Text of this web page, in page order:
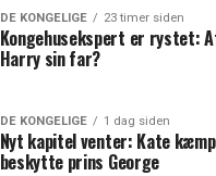
DE KONGELIGE 23 timer siden
Kongehusekspert er rystet:
Harry sin far?
DE KONGELIGE 1 dag siden
Nyt kapitel venter: Kate
beskytte prins George